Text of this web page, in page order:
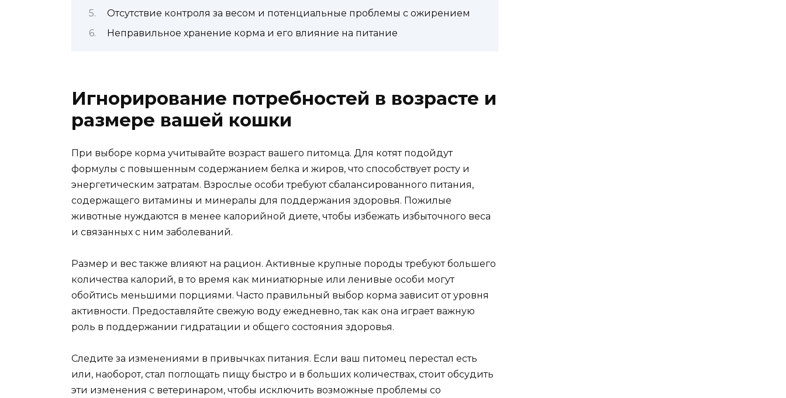
Отсутствие контроля за весом и потенциальные проблемы с ожирением
Неправильное хранение корма и его влияние на питание
Игнорирование потребностей в возрасте и
размере вашей кошки
При выборе корма учитывайте возраст вашего питомца. Для котят подойдут
формулы с повышенным содержанием белка и жиров, что способствует росту и
энергетическим затратам. Взрослые особи требуют сбалансированного питания,
содержащего витамины и минералы для поддержания здоровья. Пожилые
животные нуждаются в менее калорийной диете, чтобы избежать избыточного веса
и связанных с ним заболеваний.
Размер и вес также влияют на рацион. Активные крупные породы требуют большего
количества калорий, в то время как миниатюрные или ленивые особи могут
обойтись меньшими порциями. Часто правильный выбор корма зависит от уровня
активности. Предоставляйте свежую воду ежедневно, так как она играет важную
роль в поддержании гидратации и общего состояния здоровья.
Следите за изменениями в привычках питания. Если ваш питомец перестал есть
или, наоборот, стал поглощать пищу быстро и в больших количествах, стоит обсудить
эти изменения с ветеринаром, чтобы исключить возможные проблемы со